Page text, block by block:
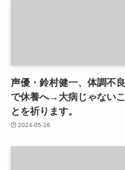
声優・鈴村健一、体調不良
で休養へ→大病じゃないこ
とを祈ります。
2024-05-16